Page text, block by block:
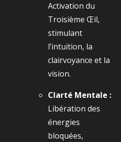
Activation du
Troisième Œil,
stimulant
l’intuition, la
clairvoyance et la
vision.
Clarté Mentale :
Libération des
énergies
bloquées,